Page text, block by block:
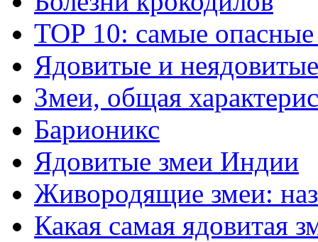
TOP 10: самые
Ядовитые и
Змеи, общая
Барионикс
Ядовитые змеи Индии
Живородящие змеи:
Какая самая ядовитая